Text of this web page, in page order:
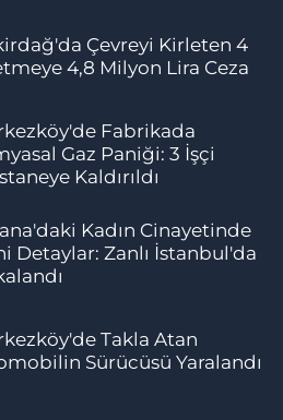
Çevreyi Kirleten 4
4,8 Milyon Lira Ceza
Fabrikada
Gaz Paniği: 3 İşçi
Kaldırıldı
Kadın Cinayetinde
Detaylar: Zanlı İstanbul'da
Takla Atan
Sürücüsü Yaralandı